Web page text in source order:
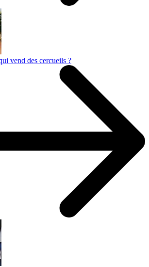
vend des cercueils ?